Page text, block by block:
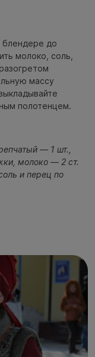
блендере до
молоко, соль,
массу
полотенцем.
— 1 шт.,
молоко — 2 ст.
и перец по